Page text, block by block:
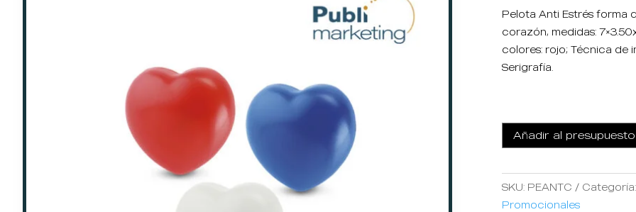
Pelota Anti Estrés forma
corazón, medidas:
colores: rojo; Técnica de
Serigrafía.
Añadir al presupuesto
SKU: PEANTC
Categoría:
Promocionales